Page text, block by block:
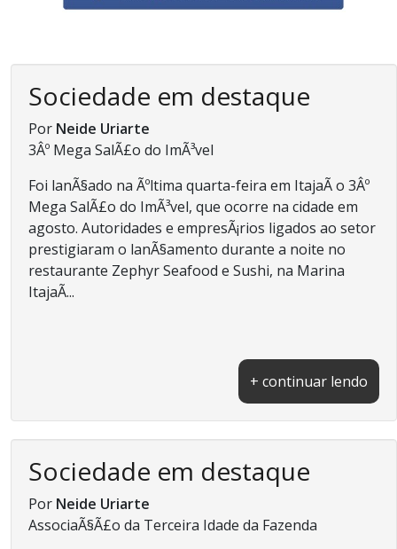
Sociedade em destaque
Por Neide Uriarte
3Âº Mega SalÃ£o do ImÃ³vel
Foi lanÃ§ado na Ãºltima quarta-feira em ItajaÃ­ o 3Âº
Mega SalÃ£o do ImÃ³vel, que ocorre na cidade em
agosto. Autoridades e empresÃ¡rios ligados ao setor
prestigiaram o lanÃ§amento durante a noite no
restaurante Zephyr Seafood e Sushi, na Marina
ItajaÃ­...
+ continuar lendo
Sociedade em destaque
Por Neide Uriarte
AssociaÃ§Ã£o da Terceira Idade da Fazenda